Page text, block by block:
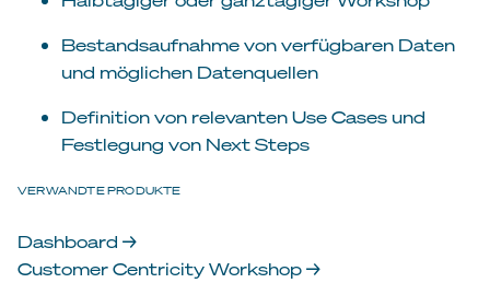
Bestandsaufnahme von verfügbaren Daten
und möglichen Datenquellen
Definition von relevanten Use Cases und
Festlegung von Next Steps
VERWANDTE PRODUKTE
Dashboard →
Customer Centricity Workshop →